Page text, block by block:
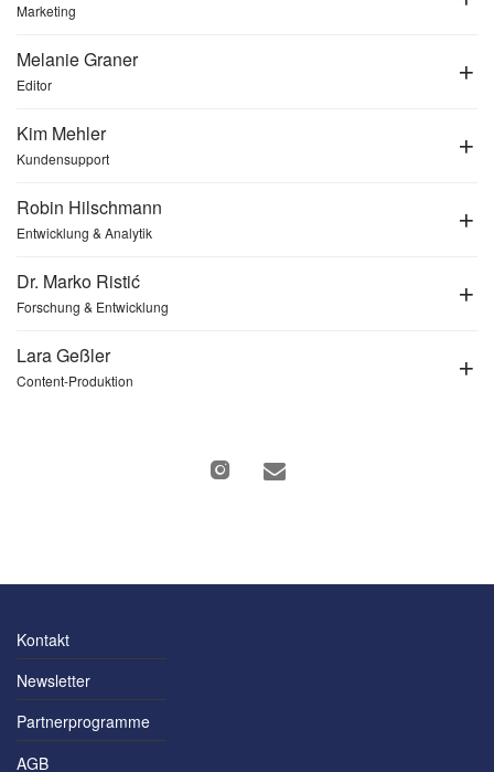
Marketing
Melanie Graner
Editor
Kim Mehler
Kundensupport
Robin Hilschmann
Entwicklung & Analytik
Dr. Marko Ristić
Forschung & Entwicklung
Lara Geßler
Content-Produktion
Kontakt
Newsletter
Partnerprogramme
AGB